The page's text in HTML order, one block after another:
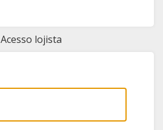
Acesso lojista